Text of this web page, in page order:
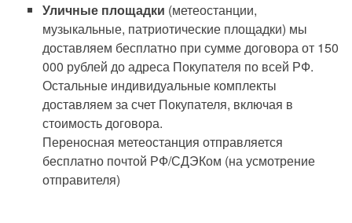
Уличные площадки (метеостанции,
музыкальные, патриотические площадки) мы
доставляем бесплатно при сумме договора от 150
000 рублей до адреса Покупателя по всей РФ.
Остальные индивидуальные комплекты
доставляем за счет Покупателя, включая в
стоимость договора.
Переносная метеостанция отправляется
бесплатно почтой РФ/СДЭКом (на усмотрение
отправителя)